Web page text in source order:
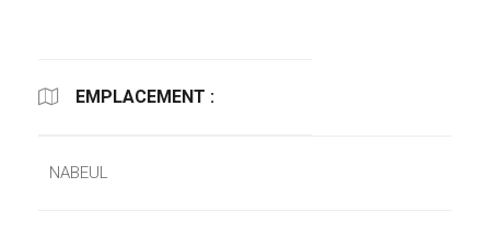
EMPLACEMENT :
NABEUL